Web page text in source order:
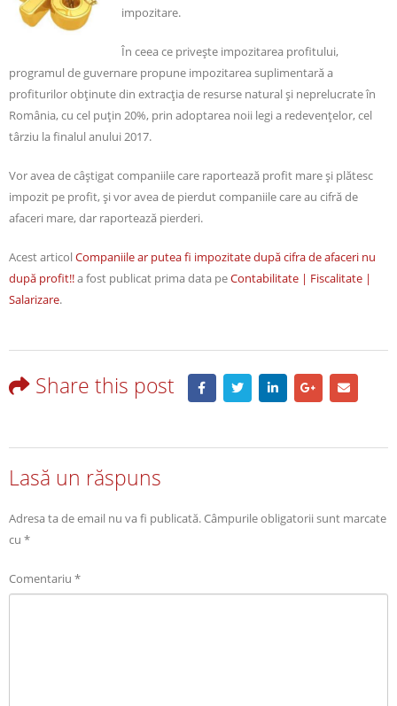
impozitare.
În ceea ce priveşte impozitarea profitului,
programul de guvernare propune impozitarea suplimentară a
profiturilor obţinute din extracţia de resurse natural şi neprelucrate în
România, cu cel puţin 20%, prin adoptarea noii legi a redevenţelor, cel
târziu la finalul anului 2017.
Vor avea de câştigat companiile care raportează profit mare şi plătesc
impozit pe profit, şi vor avea de pierdut companiile care au cifră de
afaceri mare, dar raportează pierderi.
Acest articolCompaniile ar putea fi impozitate după cifra de afaceri nu
după profit!!a fost publicat prima data peContabilitate | Fiscalitate |
Salarizare.
Share this post
Lasă un răspuns
Adresa ta de email nu va fi publicată.Câmpurile obligatorii sunt marcate
cu *
Comentariu *